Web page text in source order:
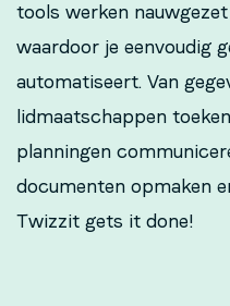
tools werken
waardoor je eenvoudig
automatiseert. Van
lidmaatschappen
planningen
documenten opmaken
Twizzit gets it done!